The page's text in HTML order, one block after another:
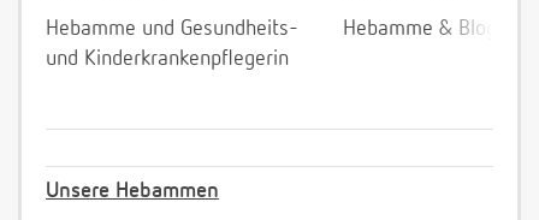
Hebamme und Gesundheits-
und Kinderkrankenpflegerin
Hebamme &
Unsere Hebammen